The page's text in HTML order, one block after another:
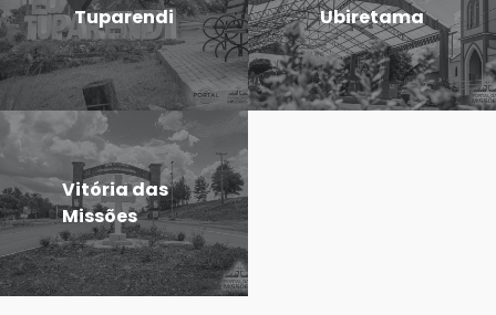
Tuparendi Ubiretama
Vitória das
Missões